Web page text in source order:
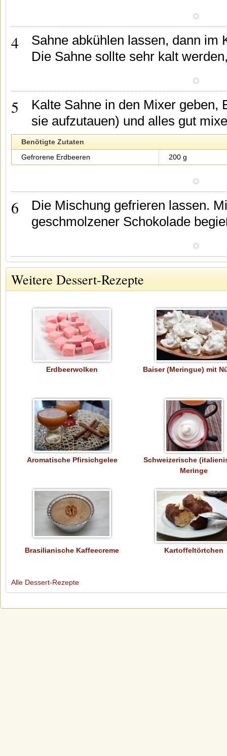
4
Sahne abkühlen lassen, dann im
Die Sahne sollte sehr kalt
5
Kalte Sahne in den Mixer geben,
sie aufzutauen) und alles gut
Benötigte Zutaten
Gefrorene Erdbeeren
200 g
6
Die Mischung gefrieren lassen.
geschmolzener Schokolade
Weitere Dessert-Rezepte
Erdbeerwolken Baiser (Meringue) mit
Aromatische Pfirsichgelee
Schweizerische
Meringe
Brasilianische Kaffeecreme Kartoffeltörtchen
Alle Dessert-Rezepte